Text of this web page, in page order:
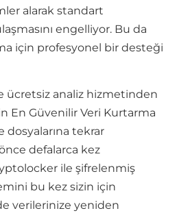
alarak standart
engelliyor. Bu da
için profesyonel bir desteği
ücretsiz analiz hizmetinden
En Güvenilir Veri Kurtarma
dosyalarına tekrar
defalarca kez
ile şifrelenmiş
bu kez sizin için
verilerinize yeniden